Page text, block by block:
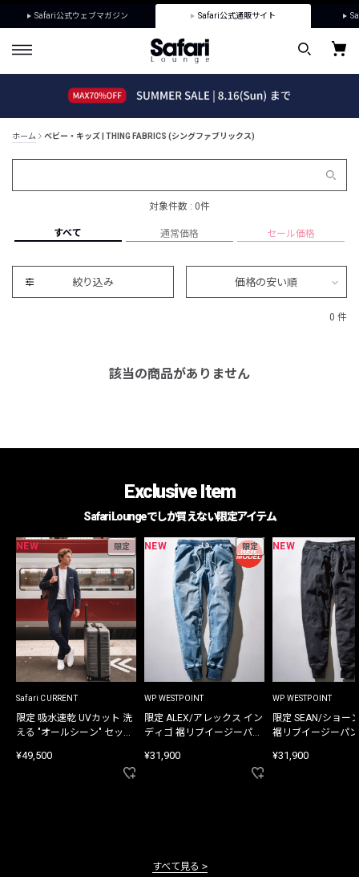
Safari公式ウェブマガジン Safari公式通販サイト
ホーム ベビー・キッズ | THING FABRICS (シングファブリックス)
対象件数 : 0件
すべて 通常価格 セール価格
絞り込み 価格の安い順
0 件
該当の商品がありません
Exclusive Item
Safari Loungeでしか買えない限定アイテム
NEW 限定
Safari CURRENT
限定 吸水速乾 UVカット 洗
える "オールシーン" セット
¥49,500
NEW 限定
WP WESTPOINT
限定 ALEX/アレックス イン
ディゴ 裾リブイージーパン
¥31,900
NEW
WP WESTPOINT
限定 SEAN/ショー
裾リブイージーパ
¥31,900
すべて見る